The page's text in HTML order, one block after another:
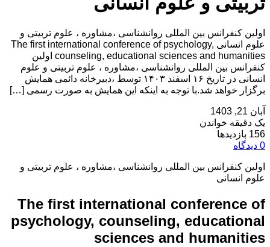
اولین کنفرانس بین المللی روانشناسی ،مشاوره ، علوم تربیتی و
علوم انسانی The first international conference of psychology,
counseling, educational sciences and humanities اولین
کنفرانس بین المللی روانشناسی ،مشاوره ، علوم تربیتی و علوم
انسانی در تاریخ ۱۶ اسفند ۱۴۰۳ توسط ،دبیرخانه دائمی همایش
برگزار خواهد شد.با توجه به اینکه این همایش به صورت رسمی […]
آبان 21, 1403
یک دقیقه خواندن
156 بازدیدها
0 دیدگاه
اولین کنفرانس بین المللی روانشناسی ،مشاوره ، علوم تربیتی و
علوم انسانی
The first international conference of
psychology, counseling, educational
sciences and humanities